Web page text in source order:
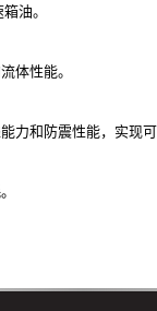
油。
体性能。
力和防震性能，实现可